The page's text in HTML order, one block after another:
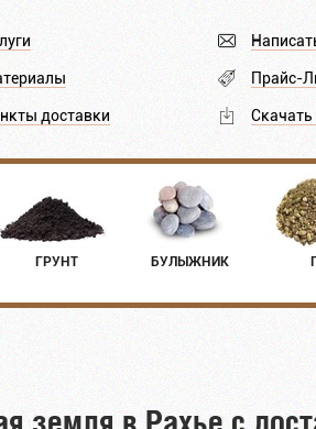
доставки
Прайс-
ГРУНТ БУЛЫЖНИК
земля в Рахье с